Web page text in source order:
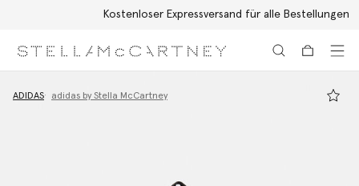
Kostenloser Expressversand für alle Bestellungen
ADIDAS adidas by Stella McCartney